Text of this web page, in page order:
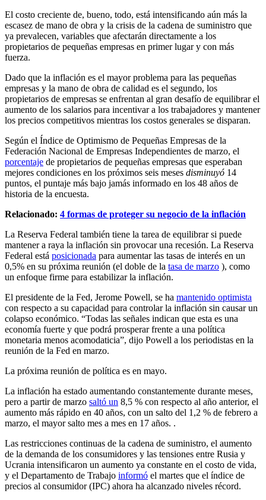
El costo creciente de, bueno, todo, está intensificando aún más la
escasez de mano de obra y la crisis de la cadena de suministro que
ya prevalecen, variables que afectarán directamente a los
propietarios de pequeñas empresas en primer lugar y con más
fuerza.
Dado que la inflación es el mayor problema para las pequeñas
empresas y la mano de obra de calidad es el segundo, los
propietarios de empresas se enfrentan al gran desafío de equilibrar el
aumento de los salarios para incentivar a los trabajadores y mantener
los precios competitivos mientras los costos generales se disparan.
Según el Índice de Optimismo de Pequeñas Empresas de la
Federación Nacional de Empresas Independientes de marzo, el
porcentaje de propietarios de pequeñas empresas que esperaban
mejores condiciones en los próximos seis meses disminuyó 14
puntos, el puntaje más bajo jamás informado en los 48 años de
historia de la encuesta.
Relacionado: 4 formas de proteger su negocio de la inflación
La Reserva Federal también tiene la tarea de equilibrar si puede
mantener a raya la inflación sin provocar una recesión. La Reserva
Federal está posicionada para aumentar las tasas de interés en un
0,5% en su próxima reunión (el doble de la tasa de marzo ), como
un enfoque firme para estabilizar la inflación.
El presidente de la Fed, Jerome Powell, se ha mantenido optimista
con respecto a su capacidad para controlar la inflación sin causar un
colapso económico. “Todas las señales indican que esta es una
economía fuerte y que podrá prosperar frente a una política
monetaria menos acomodaticia”, dijo Powell a los periodistas en la
reunión de la Fed en marzo.
La próxima reunión de política es en mayo.
La inflación ha estado aumentando constantemente durante meses,
pero a partir de marzo saltó un 8,5 % con respecto al año anterior, el
aumento más rápido en 40 años, con un salto del 1,2 % de febrero a
marzo, el mayor salto mes a mes en 17 años. .
Las restricciones continuas de la cadena de suministro, el aumento
de la demanda de los consumidores y las tensiones entre Rusia y
Ucrania intensificaron un aumento ya constante en el costo de vida,
y el Departamento de Trabajo informó el martes que el índice de
precios al consumidor (IPC) ahora ha alcanzado niveles récord.